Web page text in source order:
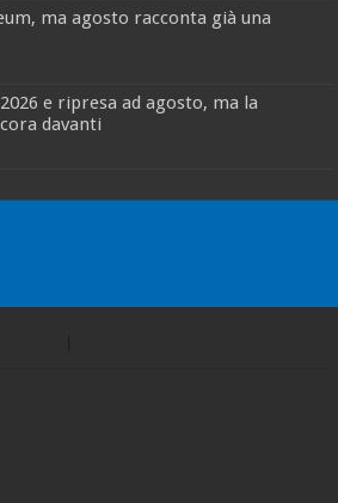
ma agosto racconta già una
e ripresa ad agosto, ma la
davanti